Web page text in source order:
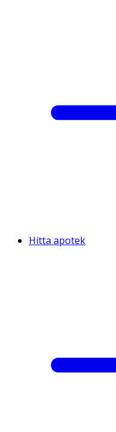
Hitta apotek